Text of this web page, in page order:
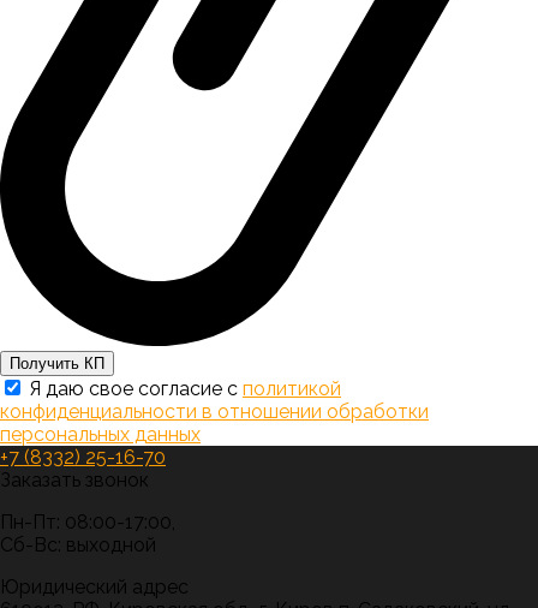
Получить КП
Я даю свое согласие с политикой
конфиденциальности в отношении обработки
персональных данных
+7 (8332) 25-16-70
Заказать звонок
Пн-Пт: 08:00-17:00,
Сб-Вс: выходной
Юридический адрес